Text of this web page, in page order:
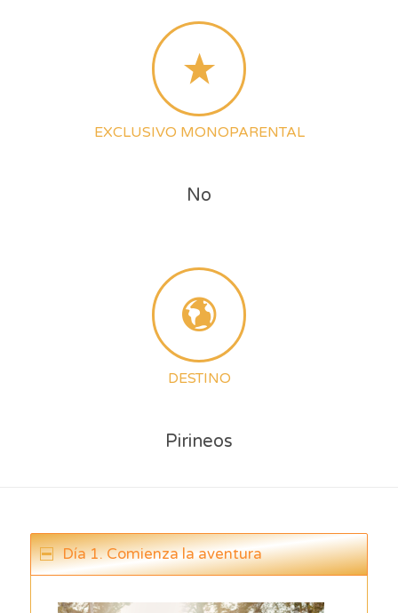
EXCLUSIVO MONOPARENTAL
No
DESTINO
Pirineos
Día 1. Comienza la aventura